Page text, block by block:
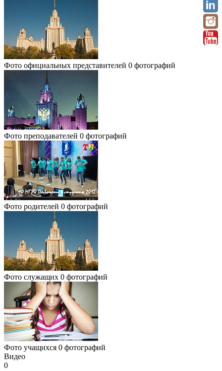
Фото официальных представителей 0 фотографий
Фото преподавателей 0 фотографий
Фото родителей 0 фотографий
Фото служащих 0 фотографий
Фото учащихся 0 фотографий
Видео
0